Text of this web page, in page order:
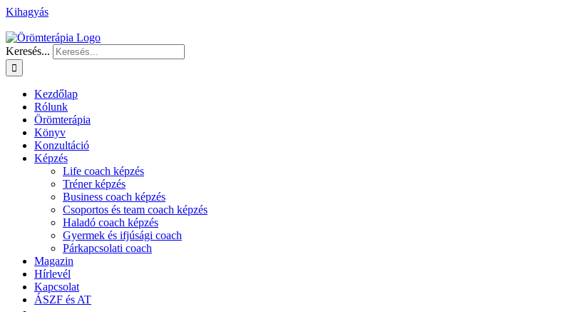
Kihagyás
Keresés...
Kezdőlap
Rólunk
Örömterápia
Könyv
Konzultáció
Képzés
Life coach képzés
Tréner képzés
Business coach képzés
Csoportos és team coach képzés
Haladó coach képzés
Gyermek és ifjúsági coach
Párkapcsolati coach
Magazin
Hírlevél
Kapcsolat
ÁSZF és AT